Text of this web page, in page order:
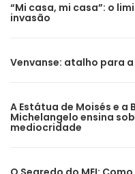
“Mi casa, mi casa”: o
invasão
Venvanse: atalho para
A Estátua de Moisés e a
Michelangelo ensina
mediocridade